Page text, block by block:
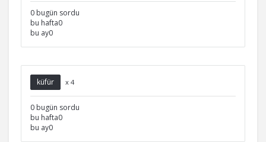
0 bugün sordu
bu hafta0
bu ay0
küfür x 4
0 bugün sordu
bu hafta0
bu ay0